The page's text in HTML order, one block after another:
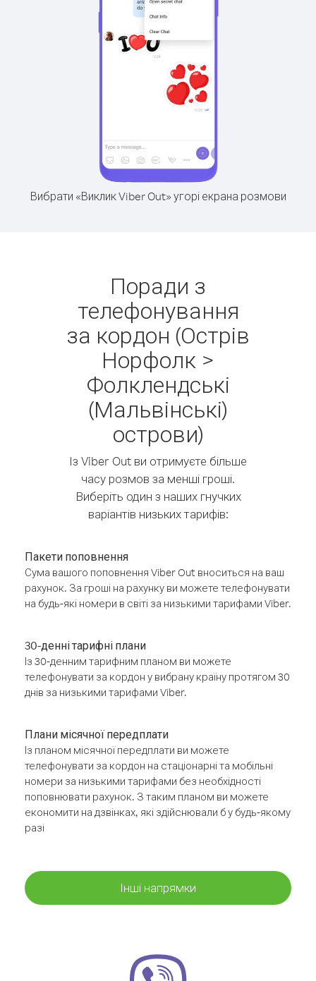
Вибрати «Виклик Viber Out» угорі екрана розмови
Поради з
телефонування
за кордон (Острів
Норфолк >
Фолклендські
(Мальвінські)
острови)
Із Viber Out ви отримуєте більше
часу розмов за менші гроші.
Виберіть один з наших гнучких
варіантів низьких тарифів:
Пакети поповнення
Сума вашого поповнення Viber Out вноситься на ваш
рахунок. За гроші на рахунку ви можете телефонувати
на будь-які номери в світі за низькими тарифами Viber.
30-денні тарифні плани
Із 30-денним тарифним планом ви можете
телефонувати за кордон у вибрану країну протягом 30
днів за низькими тарифами Viber.
Плани місячної передплати
Із планом місячної передплати ви можете
телефонувати за кордон на стаціонарні та мобільні
номери за низькими тарифами без необхідності
поповнювати рахунок. З таким планом ви можете
економити на дзвінках, які здійснювали б у будь-якому
разі
Інші напрямки